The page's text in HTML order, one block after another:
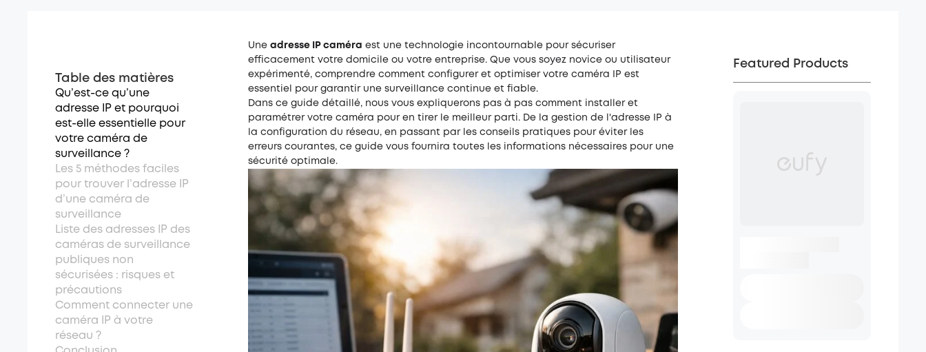
Une adresse IP caméra est une technologie incontournable pour sécuriser
efficacement votre domicile ou votre entreprise. Que vous soyez novice ou utilisateur
expérimenté, comprendre comment configurer et optimiser votre caméra IP est
essentiel pour garantir une surveillance continue et fiable.
Dans ce guide détaillé, nous vous expliquerons pas à pas comment installer et
paramétrer votre caméra pour en tirer le meilleur parti. De la gestion de l'adresse IP à
la configuration du réseau, en passant par les conseils pratiques pour éviter les
erreurs courantes, ce guide vous fournira toutes les informations nécessaires pour une
sécurité optimale.
Table des matières
Qu’est-ce qu’une
adresse IP et pourquoi
est-elle essentielle pour
votre caméra de
surveillance ?
Les 5 méthodes faciles
pour trouver l’adresse IP
d’une caméra de
surveillance
Liste des adresses IP des
caméras de surveillance
publiques non
sécurisées : risques et
précautions
Comment connecter une
caméra IP à votre
réseau ?
Featured Products